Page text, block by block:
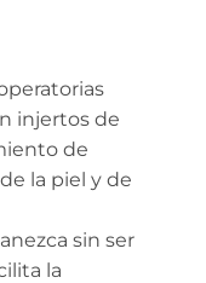
injertos de
de
la piel y de
sin ser
la